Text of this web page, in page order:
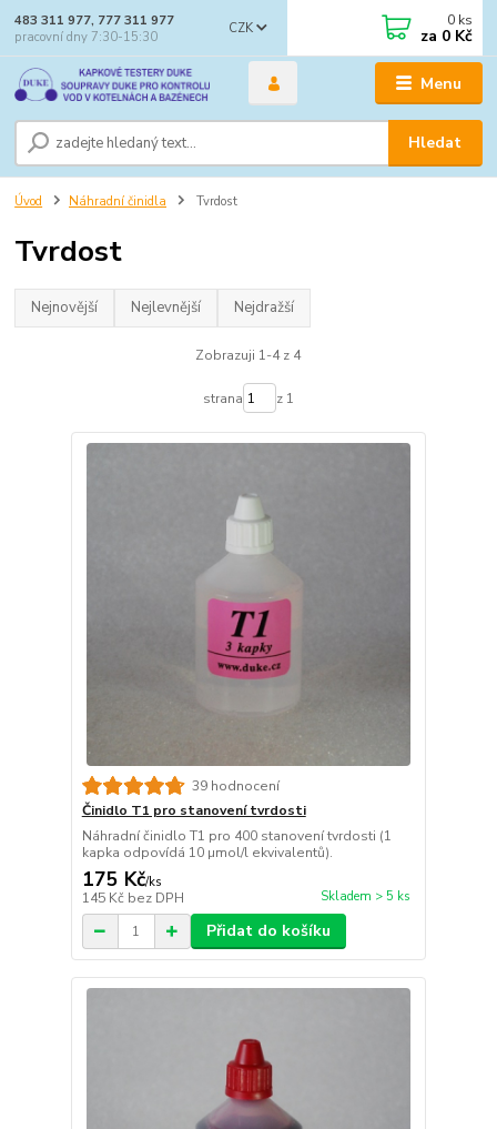
Menu
CZK
Hledat
483 311 977, 777 311 977
pracovní dny 7:30-15:30
0 ks
za 0 Kč
Úvod Náhradní činidla Tvrdost
Tvrdost
Nejnovější Nejlevnější Nejdražší
Zobrazuji 1-4 z 4
strana z 1
39 hodnocení
Činidlo T1 pro stanovení tvrdosti
Náhradní činidlo T1 pro 400 stanovení tvrdosti (1
kapka odpovídá 10 µmol/l ekvivalentů).
175 Kč/ks
145 Kč bez DPH Skladem > 5 ks
Přidat do košíku